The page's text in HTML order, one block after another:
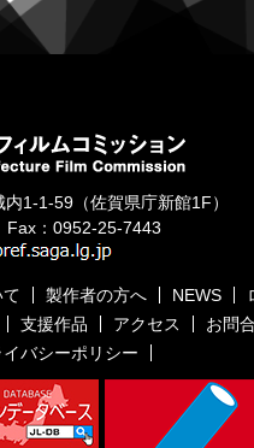
内1-1-59 （佐賀県庁新館1F）
Fax：0952-25-7443
製作者の方へ NEWS
支援作品 アクセス
お問
イバシーポリシー